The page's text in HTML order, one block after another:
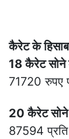
कैरेट के